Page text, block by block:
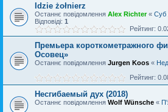
Idzie żołnierz
Останнє повідомлення Alex Richter« Суб
Відповіді: 1
Рейтинг:
Премьера короткометражного
Осовец»
Останнє повідомлення Jurgen Koos «
Рейтинг:
Несгибаемый дух (2018)
Останнє повідомлення Wolf Wünsche «